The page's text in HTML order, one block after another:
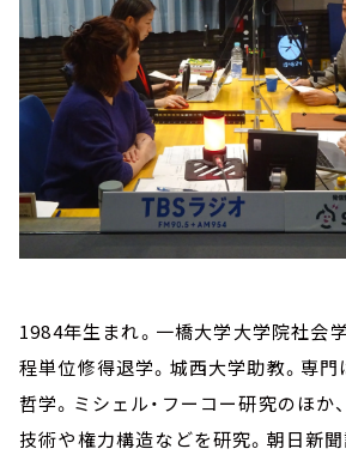
1984年生まれ。一橋大学大学院社会
程単位修得退学。城西大学助教。専門
哲学。ミシェル・フーコー研究のほか
技術や権力構造などを研究。朝日新